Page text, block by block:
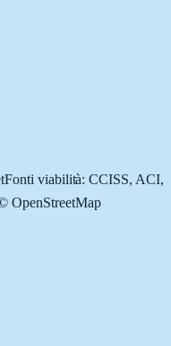
Fonti viabilità: CCISS, ACI,
OpenStreetMap